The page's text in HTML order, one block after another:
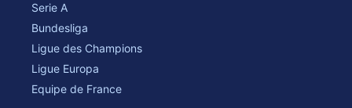
Serie A
Bundesliga
Ligue des Champions
Ligue Europa
Equipe de France